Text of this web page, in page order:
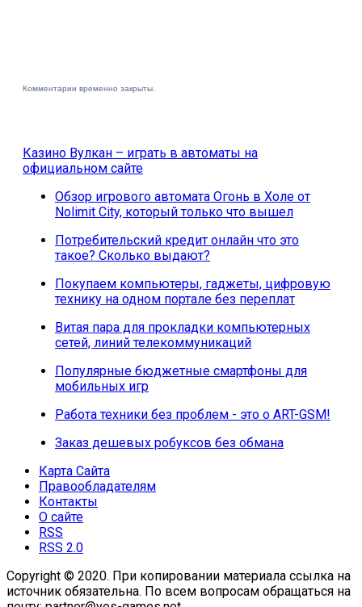
Комментарии временно закрыты.
Казино Вулкан – играть в автоматы на
официальном сайте
Обзор игрового автомата Огонь в Холе от
Nolimit City, который только что вышел
Потребительский кредит онлайн что это
такое? Сколько выдают?
Покупаем компьютеры, гаджеты, цифровую
технику на одном портале без переплат
Витая пара для прокладки компьютерных
сетей, линий телекоммуникаций
Популярные бюджетные смартфоны для
мобильных игр
Работа техники без проблем - это о ART-GSM!
Заказ дешевых робуксов без обмана
Карта Сайта
Правообладателям
Контакты
О сайте
RSS
RSS 2.0
Copyright © 2020. При копировании материала ссылка на
источник обязательна. По всем вопросам обращаться на